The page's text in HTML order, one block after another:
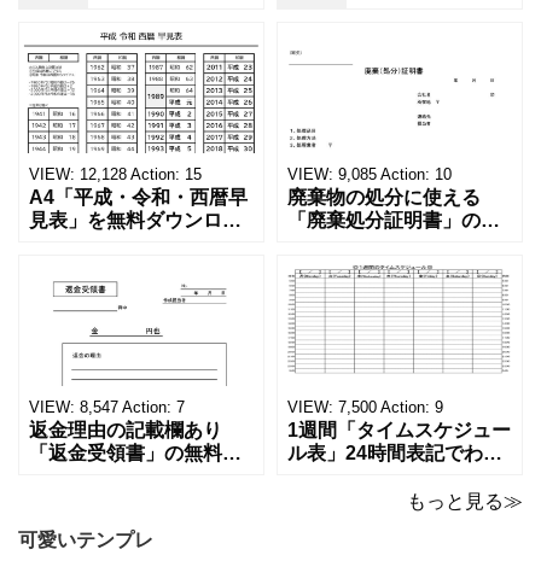
VIEW: 12,128 Action: 15
A4「平成・令和・西暦早
見表」を無料ダウンロー
る！印刷可能な一覧表！
印刷可能な平成・令和・
西暦早見表を無料ダウン
ロードでご利用いただけ
ます。 パソコンに保存し
ていただくか、A4サイズ
でコピーしてご
VIEW: 9,085 Action: 10
廃棄物の処分に使える
「廃棄処分証明書」の無
ーカーの代理店、回収業
者へおすすめ！(Excel・
Word・PDF)正しく廃棄
されたことを証明する書
類「廃棄処分証明書」の
テンプレートです。 量販
店や家電メーカーの代理
店、回収
VIEW: 8,547 Action: 7
返金理由の記載欄あり
「返金受領書」の無料テ
め！過払い･誤入金などが
VIEW: 7,500 Action: 9
1週間「タイムスケジュー
ル表」24時間表記でわか
ト！A4横型ExcelやWord
もっと見る≫
可愛いテンプレ